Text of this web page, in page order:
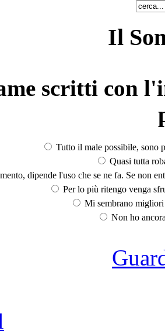
Il
scritti con
Tutto il male possibile, sono
Quasi tutta
dipende l'uso che se ne fa. Se non
Per lo più ritengo venga
Mi sembrano
Non ho